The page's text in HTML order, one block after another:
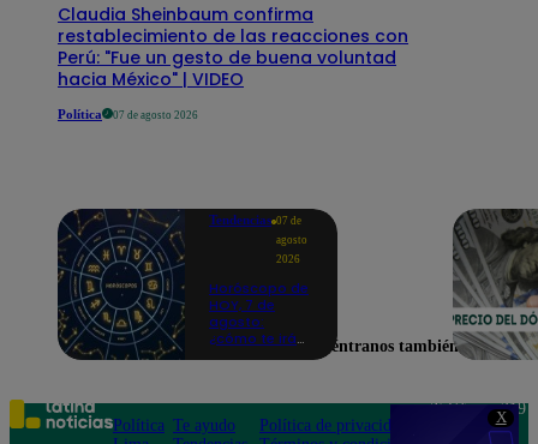
X
Claudia Sheinbaum confirma
restablecimiento de las reacciones con
Perú: "Fue un gesto de buena voluntad
hacia México" | VIDEO
Política 07 de agosto 2026
Tendencias 07 de
agosto
2026
Horóscopo de
HOY, 7 de
agosto:
¿cómo te iráEncuéntranos también en
Política Te ayudo
Política de privacidad
Teléfono: 219